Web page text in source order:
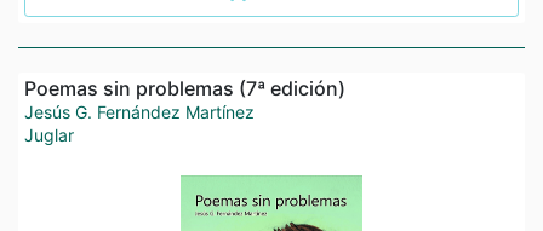
Poemas sin problemas (7ª edición)
Jesús G. Fernández Martínez
Juglar